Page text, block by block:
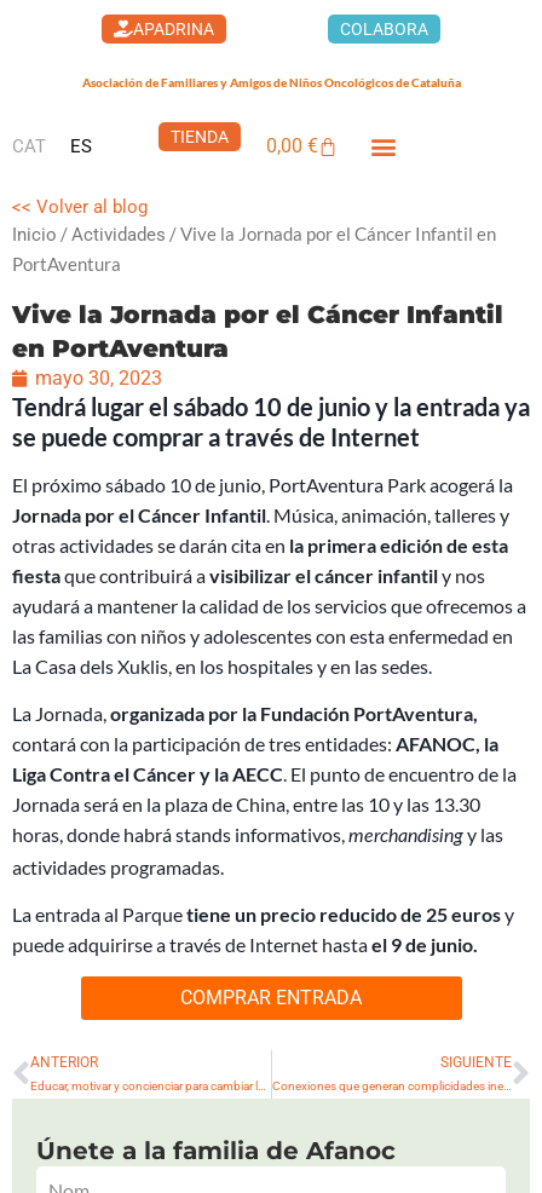
APADRINA COLABORA
Asociación de Familiares y Amigos de Niños Oncológicos de Cataluña
CAT ES TIENDA 0,00€Carrito
<< Volver al blog
Inicio /Actividades / Vive la Jornada por el Cáncer Infantil en
PortAventura
Vive la Jornada por el Cáncer Infantil
en PortAventura
mayo 30, 2023
Tendrá lugar el sábado 10 de junio y la entrada ya
se puede comprar a través de Internet
El próximo sábado 10 de junio, PortAventura Park acogerá la
Jornada por el Cáncer Infantil. Música, animación, talleres y
otras actividades se darán cita en la primera edición de esta
fiestaque contribuirá avisibilizar el cáncer infantily nos
ayudará a mantener la calidad de los servicios que ofrecemos a
las familias con niños y adolescentes con esta enfermedad en
La Casa dels Xuklis, en los hospitales y en las sedes.
La Jornada,organizada por la Fundación PortAventura,
contará con la participación de tres entidades: AFANOC, la
Liga Contra el Cáncer y la AECC. El punto de encuentro de la
Jornada será en la plaza de China, entre las 10 y las 13.30
horas, donde habrá stands informativos,merchandisingy las
actividades programadas.
La entrada al Parquetiene un precio reducido de 25 eurosy
puede adquirirse a través de Internet hastael 9 de junio.
COMPRAR ENTRADA
Ant
ANTERIOR SIGUIENTE
Conexiones que generan complicidades inesperadas
Únete a la familia de Afanoc